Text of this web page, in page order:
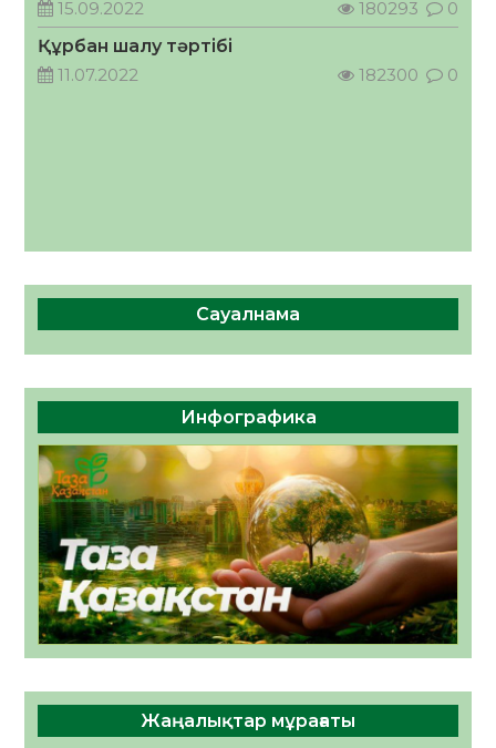
07.08.2026
20 0
15.09.2022
180293
0
Құрбан шалу тәртібі
11.07.2022
182300 0
Сауалнама
Инфографика
Жаңалықтар мұрағаты